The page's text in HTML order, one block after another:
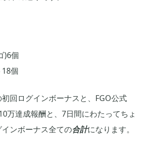
)6個
個
回ログインボーナスと、FGO公式
万達成報酬と、7日間にわたってちょ
ンボーナス全ての合計になります。
3